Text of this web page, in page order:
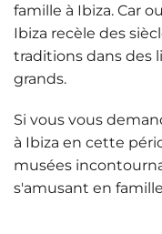
famille à Ibiza. Car
Ibiza recèle des
traditions dans des
grands.
Si vous vous
à Ibiza en cette
musées
s'amusant en